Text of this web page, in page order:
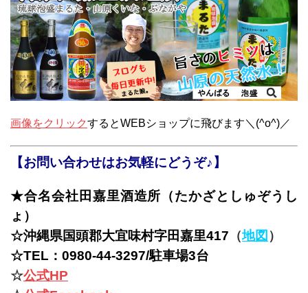
画像をクリックするとWEBショップに飛びます＼(^o^)／
【お問い合わせはお気軽にどうぞ♪】
★合名会社田嘉里酒造所（たかざとしゅぞうし
ょ）
☆沖縄県国頭郡大宜味村字田嘉里417 （地図 ）
☆TEL：0980-44-3297/駐車場3台
☆公式HP